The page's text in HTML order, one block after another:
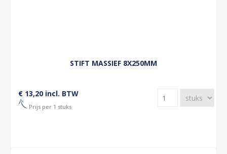
STIFT MASSIEF 8X250MM
€ 13,20 incl. BTW
Prijs per 1 stuks